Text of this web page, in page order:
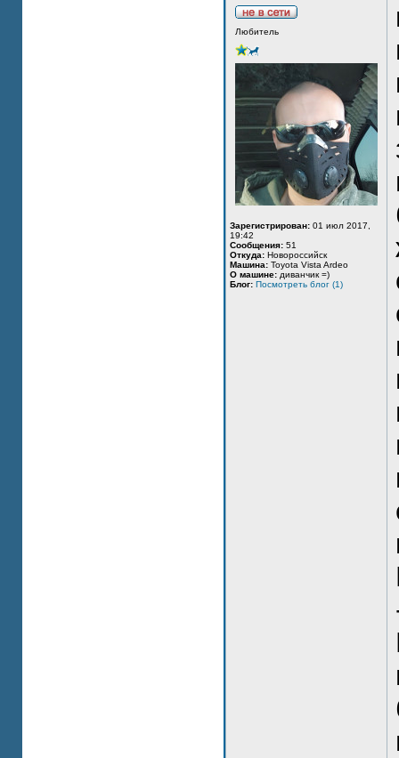
Любитель
Зарегистрирован: 01 июл 2017,
19:42
Сообщения: 51
Откуда: Новороссийск
Машина: Toyota Vista Ardeo
О машине: диванчик =)
Блог: Посмотреть блог (1)